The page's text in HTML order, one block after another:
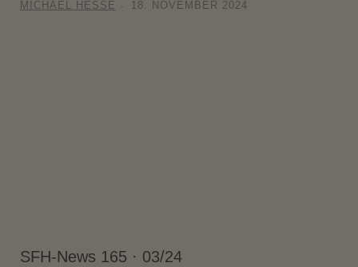
MICHAEL HESSE 18. NOVEMBER 2024
SFH-News 165 · 03/24